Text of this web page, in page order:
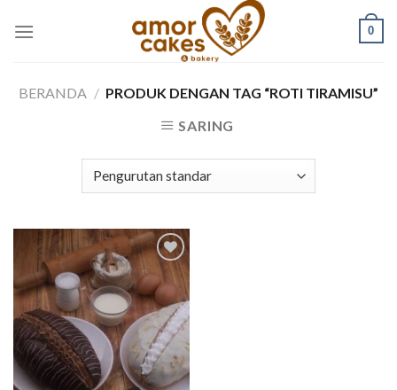
0
BERANDA / PRODUK DENGAN TAG “ROTI TIRAMISU”
SARING
Add to
wishlist